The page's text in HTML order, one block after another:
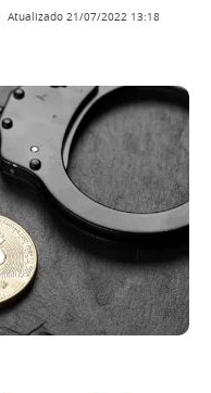
Atualizado 21/07/2022 13:18